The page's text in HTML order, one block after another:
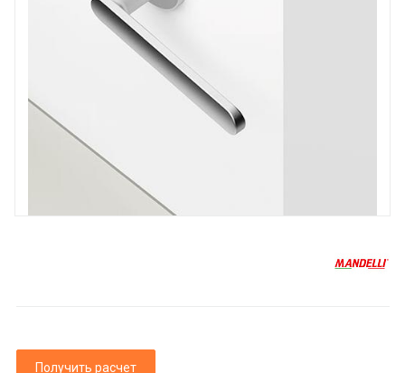
Получить расчет